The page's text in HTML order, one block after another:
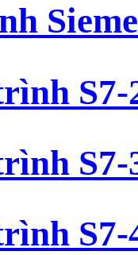
S7-
S7-
S7-